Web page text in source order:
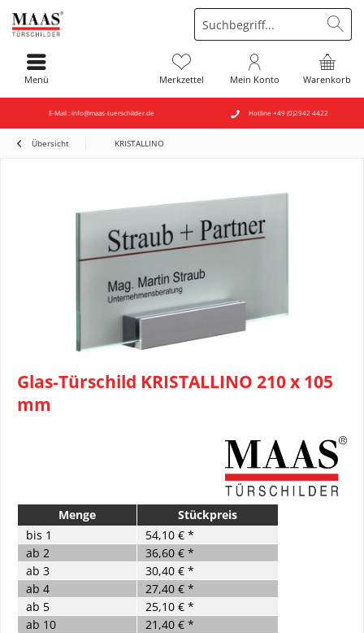
E-Mail : info@maas-tuerschilder.de Hotline +49 (0)2942 4422
Warenkorb
Merkzettel Mein Konto
Menü
Übersicht KRISTALLINO
Glas-Türschild KRISTALLINO 210 x 105
mm
Menge
Stückpreis
bis 1
54,10 € *
ab 2
36,60 € *
ab 3
30,40 € *
ab 4
27,40 € *
ab 5
25,10 € *
ab 10
21,40 € *